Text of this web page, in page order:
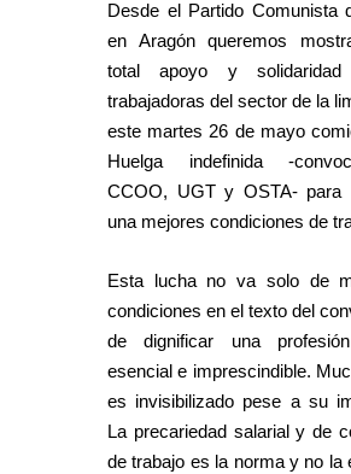
Desde el Partido Comunista
en Aragón queremos
total apoyo y
trabajadoras del sector de la
este martes 26 de mayo
Huelga indefinida -
CCOO, UGT y OSTA- para
una mejores condiciones de
Esta lucha no va solo de
condiciones en el texto del
de dignificar una
esencial e imprescindible.
es invisibilizado pese a su
La precariedad salarial y de
de trabajo es la norma y no la